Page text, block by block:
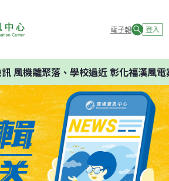
電子報 登入
風機離聚落、學校過近 彰化福漢風電